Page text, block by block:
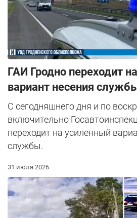
ГАИ Гродно переходит
вариант несения
С сегодняшнего дня и по
включительно
переходит на усиленный
службы.
31 июля 2026